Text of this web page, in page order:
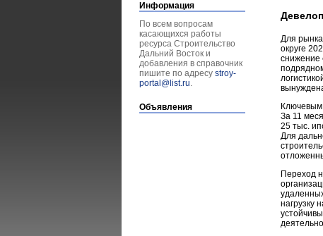
Информация
По всем вопросам
касающихся работы
ресурса Строительство
Дальний Восток и
добавления в справочник
пишите по адресу stroy-
portal@list.ru.
Объявления
Для
округе
снижение
Ключевым
За 11
25 тыс.
Для
Переход
нагрузку